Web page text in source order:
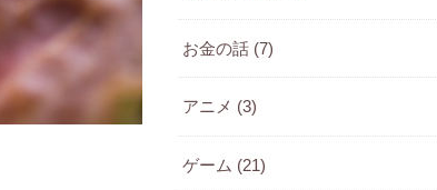
お金の話 (7)
アニメ (3)
ゲーム (21)